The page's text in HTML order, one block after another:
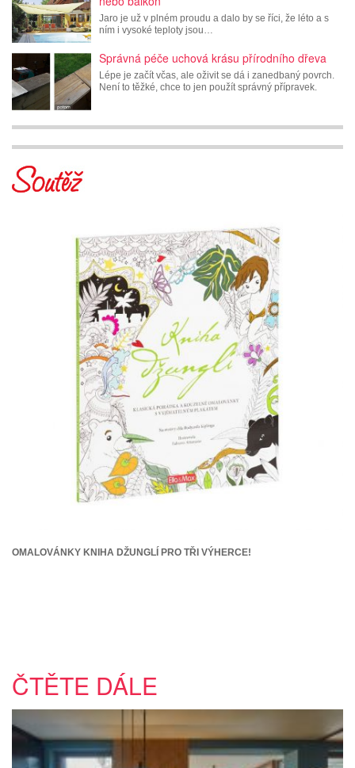
Jaro je už v plném proudu a dalo by se říci, že léto a s
ním i vysoké teploty jsou…
Správná péče uchová krásu přírodního dřeva
Lépe je začít včas, ale oživit se dá i zanedbaný povrch.
Není to těžké, chce to jen použít správný přípravek.
OMALOVÁNKY KNIHA DŽUNGLÍ PRO TŘI VÝHERCE!
ČTĚTE DÁLE